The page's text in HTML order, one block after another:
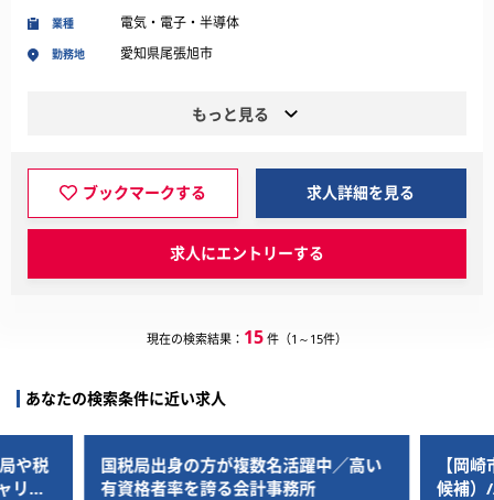
業種 電気・電子・半導体
勤務地 愛知県尾張旭市
もっと見る
ブックマークする 求人詳細を見る
求人にエントリーする
現在の検索結果： 15 件（1～15件）
あなたの検索条件に近い求人
国税局出身の方が複数名活躍中／高い
有資格者率を誇る会計事務所
【岡崎市／転
候補）/AIを